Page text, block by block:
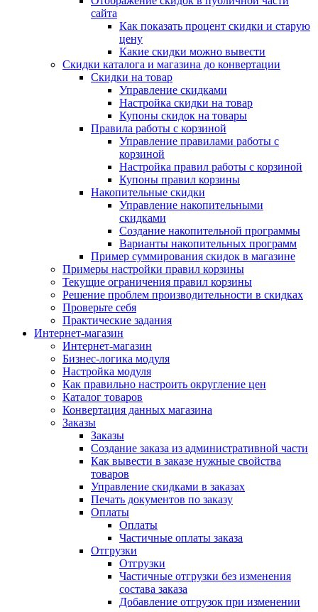
сайта
Как показать процент скидки и старую
цену
Какие скидки можно вывести
Скидки каталога и магазина до конвертации
Скидки на товар
Управление скидками
Настройка скидки на товар
Купоны скидок на товары
Правила работы с корзиной
Управление правилами работы с
корзиной
Настройка правил работы с корзиной
Купоны правил корзины
Накопительные скидки
Управление накопительными
скидками
Создание накопительной программы
Варианты накопительных программ
Пример суммирования скидок в магазине
Примеры настройки правил корзины
Текущие ограничения правил корзины
Решение проблем производительности в скидках
Проверьте себя
Практические задания
Интернет-магазин
Интернет-магазин
Бизнес-логика модуля
Настройка модуля
Как правильно настроить округление цен
Каталог товаров
Конвертация данных магазина
Заказы
Заказы
Создание заказа из административной части
Как вывести в заказе нужные свойства
товаров
Управление скидками в заказах
Печать документов по заказу
Оплаты
Оплаты
Частичные оплаты заказа
Отгрузки
Отгрузки
Частичные отгрузки без изменения
состава заказа
Добавление отгрузок при изменении